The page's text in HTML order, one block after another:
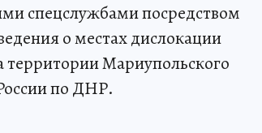
спецслужбами посредством
о местах дислокации
Мариупольского
по ДНР.